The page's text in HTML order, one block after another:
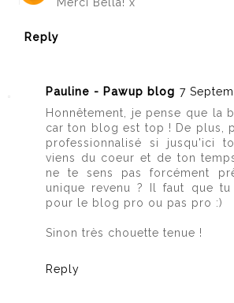
Merci Bella! x
Reply
Pauline - Pawup blog 7
Honnêtement, je pense que la
car ton blog est top ! De plus,
professionnalisé si jusqu'ici
viens du coeur et de ton
ne te sens pas forcément
unique revenu ? Il faut que
pour le blog pro ou pas pro :)
Sinon très chouette tenue !
Reply